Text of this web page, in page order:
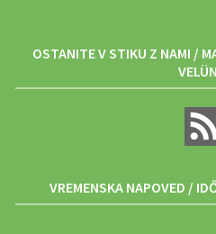
OSTANITE V STIKU Z NAMI /
VREMENSKA NAPOVED /